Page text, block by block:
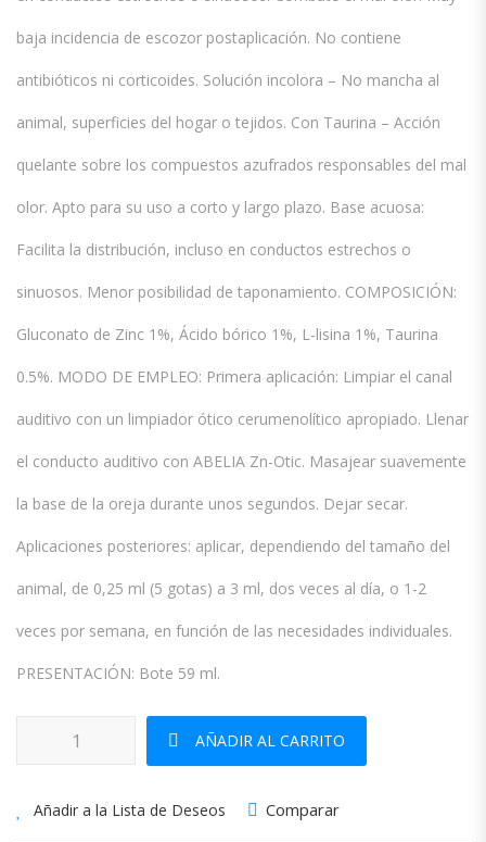
baja incidencia de escozor postaplicación. No contiene
antibióticos ni corticoides. Solución incolora – No mancha al
animal, superficies del hogar o tejidos. Con Taurina – Acción
quelante sobre los compuestos azufrados responsables del mal
olor. Apto para su uso a corto y largo plazo. Base acuosa:
Facilita la distribución, incluso en conductos estrechos o
sinuosos. Menor posibilidad de taponamiento. COMPOSICIÓN:
Gluconato de Zinc 1%, Ácido bórico 1%, L-lisina 1%, Taurina
0.5%. MODO DE EMPLEO: Primera aplicación: Limpiar el canal
auditivo con un limpiador ótico cerumenolítico apropiado. Llenar
el conducto auditivo con ABELIA Zn-Otic. Masajear suavemente
la base de la oreja durante unos segundos. Dejar secar.
Aplicaciones posteriores: aplicar, dependiendo del tamaño del
animal, de 0,25 ml (5 gotas) a 3 ml, dos veces al día, o 1-2
veces por semana, en función de las necesidades individuales.
PRESENTACIÓN: Bote 59 ml.
AÑADIR AL CARRITO
Añadir a la Lista de Deseos Comparar